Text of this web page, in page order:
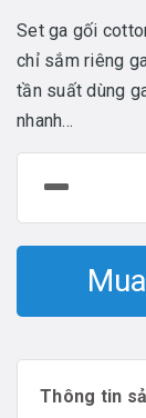
Set ga gối
chỉ sắm riêng
tần suất dùng
nhanh...
Thông tin